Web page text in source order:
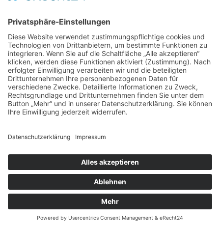
sog. Logfiles (Protokolldateien). Dies erfolgt zur
Sicherstellung
der Gewährleistung eines reibungslosen
Verbindungsaufbaus der Website,
der Gewährleistung einer komfortablen Nutzung
stabilität sowie
zu weiteren administrativen Zwecken.
Die vorübergehende Speicherung der IP-Adresse